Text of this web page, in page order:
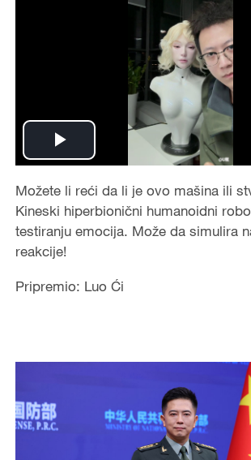
Play
Video
Možete li reći da li je ovo mašina ili
Kineski hiperbionični humanoidni
testiranju emocija. Može da simulira
reakcije!
Pripremio: Luo Ći